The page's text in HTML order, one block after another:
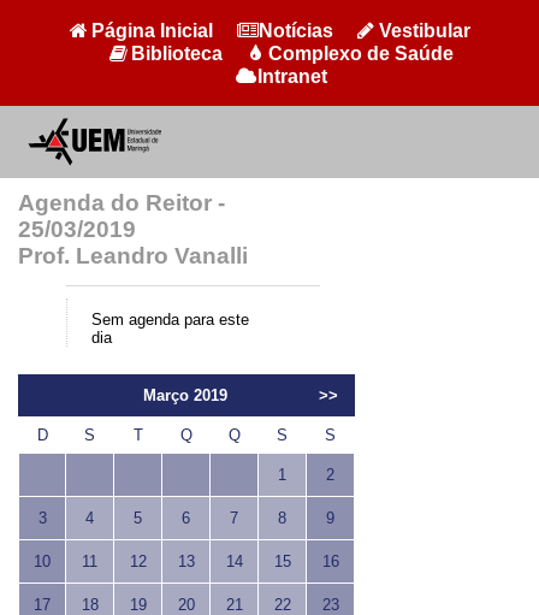
Página Inicial Notícias
Vestibular
Biblioteca
Complexo de Saúde
Intranet
Agenda do Reitor -
25/03/2019
Prof. Leandro Vanalli
Sem agenda para este
dia
Março 2019 >>
D S T Q Q S S
1 2
3 4 5 6 7 8 9
10 11 12 13 14 15 16
17 18 19 20 21 22 23